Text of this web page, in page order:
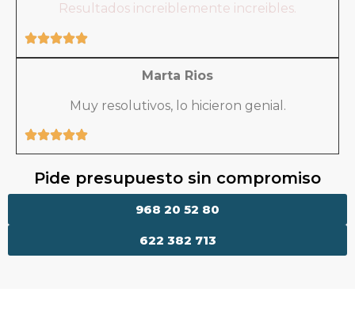
Resultados increiblemente increibles.
Marta Rios
Muy resolutivos, lo hicieron genial.
Pide presupuesto sin compromiso
622 382 713
968 20 52 80